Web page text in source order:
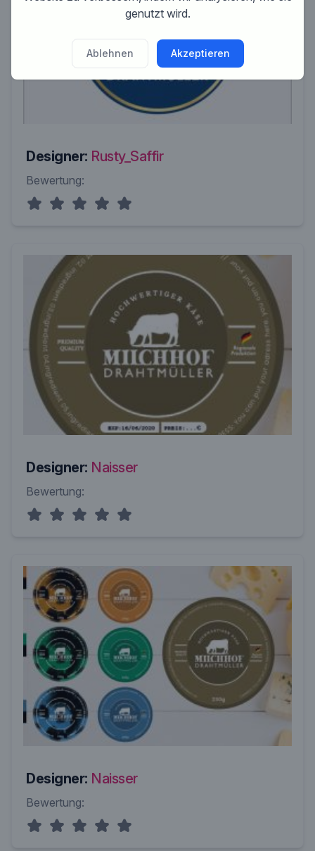
Designer: Rusty_Saffir
Bewertung:
Designer: Naisser
Bewertung:
Designer: Naisser
Bewertung:
genutzt wird.
Ablehnen Akzeptieren